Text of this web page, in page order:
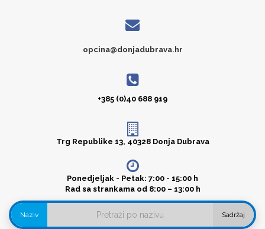
opcina@donjadubrava.hr
+385 (0)40 688 919
Trg Republike 13, 40328 Donja Dubrava
Ponedjeljak - Petak: 7:00 - 15:00 h
Rad sa strankama od 8:00 – 13:00 h
Naziv Sadržaj